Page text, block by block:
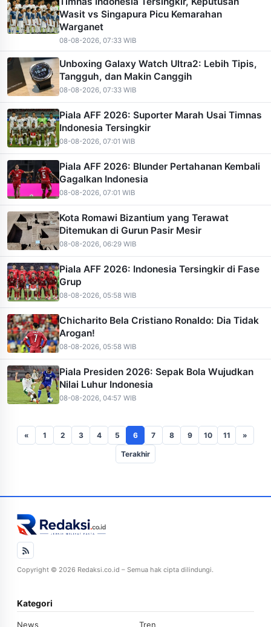
Wasit vs Singapura Picu Kemarahan
Warganet
08-08-2026, 07:33 WIB
Unboxing Galaxy Watch Ultra2: Lebih Tipis,
Tangguh, dan Makin Canggih
08-08-2026, 07:33 WIB
Piala AFF 2026: Suporter Marah Usai Timnas
Indonesia Tersingkir
08-08-2026, 07:01 WIB
Piala AFF 2026: Blunder Pertahanan Kembali
Gagalkan Indonesia
08-08-2026, 07:01 WIB
Kota Romawi Bizantium yang Terawat
Ditemukan di Gurun Pasir Mesir
08-08-2026, 06:29 WIB
Piala AFF 2026: Indonesia Tersingkir di Fase
Grup
08-08-2026, 05:58 WIB
Chicharito Bela Cristiano Ronaldo: Dia Tidak
Arogan!
08-08-2026, 05:58 WIB
Piala Presiden 2026: Sepak Bola Wujudkan
Nilai Luhur Indonesia
08-08-2026, 04:57 WIB
« 1 2 3 4 5 6 7 8 9 10 11 »
Terakhir
Copyright © 2026 Redaksi.co.id – Semua hak cipta dilindungi.
Kategori
News Tren